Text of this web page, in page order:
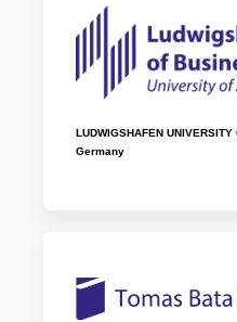
LUDWIGSHAFEN
Germany